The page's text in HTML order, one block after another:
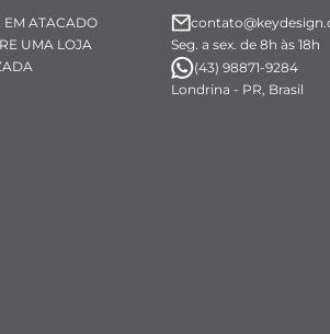
EM ATACADO
UMA LOJA
Seg. a sex. de 8h às 18h
(43) 98871-9284
Londrina - PR, Brasil